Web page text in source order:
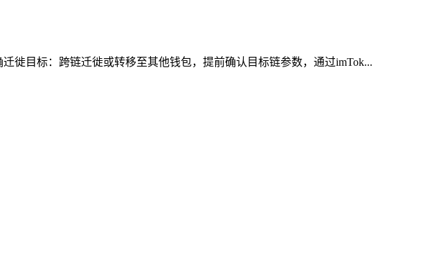
徙目标：跨链迁徙或转移至其他钱包，提前确认目标链参数，通过imTok...